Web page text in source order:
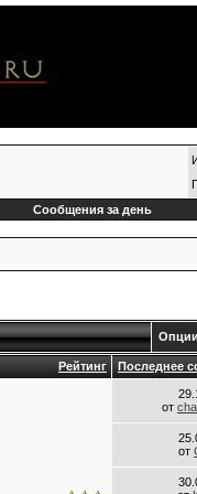
Сообщения за день
Рейтинг Последнее
от
от